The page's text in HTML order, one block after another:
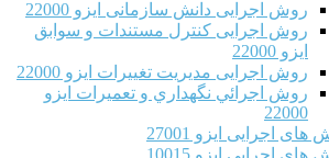
روش اجرایی دانش سازمانی ایزو 22000
روش اجرایی کنترل مستندات و سوابق
ایزو 22000
روش اجرایی مدیریت تغییرات ایزو 22000
روش اجرائي نگهداري و تعميرات ایزو
22000
اجرایی ایزو 27001
اجرایی ایزو 10015